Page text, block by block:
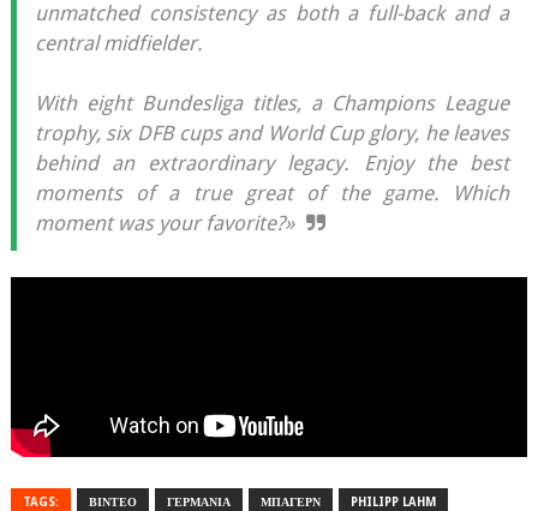
unmatched consistency as both a full-back and a
central midfielder.
With eight Bundesliga titles, a Champions League
trophy, six DFB cups and World Cup glory, he leaves
behind an extraordinary legacy. Enjoy the best
moments of a true great of the game. Which
moment was your favorite?»
TAGS: ΒΙΝΤΕΟ ΓΕΡΜΑΝΙΑ ΜΠΑΓΕΡΝ PHILIPP LAHM